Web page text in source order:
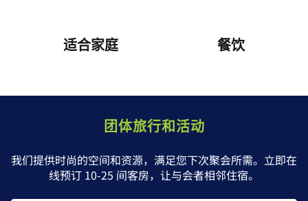
适合家庭 餐饮
团体旅行和活动
我们提供时尚的空间和资源，满足您下次聚会所需。立即在
线预订 10-25 间客房，让与会者相邻住宿。